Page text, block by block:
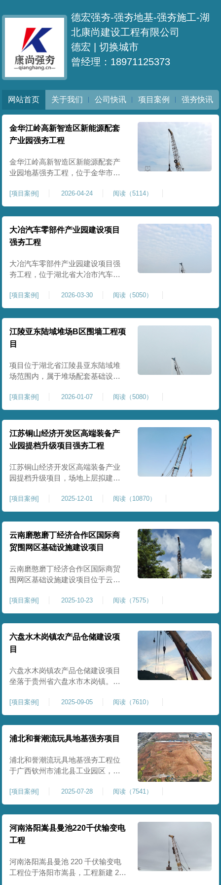
德宏强夯-强夯地基-强夯施工-湖
北康尚建设工程有限公司
德宏 |切换城市
曾经理：18971125373
网站首页 关于我们 公司快讯 项目案例 强夯快讯
金华江岭高新智造区新能源配套
产业园强夯工程
金华江岭高新智造区新能源配套产
业园地基强夯工程，位于金华市江
园区重点基建配套项目。本项目地
基强夯处理总面积40000㎡，施工范
围为新能源配套产业园核心建设地
块。项目场地为园区新建建设用
地，原始场地土质松散、土层固结
不均匀、孔隙较大、地基承载力偏
弱。新能源产业园厂房及配套设施
对
[项目案例] 2026-04-24 阅读（5114）
大冶汽车零部件产业园建设项目
强夯工程
大冶汽车零部件产业园建设项目强
夯工程，位于湖北省大冶市汽车零
业厂房、生产车间及配套附属设施
建设的前置基础性地基处理工程。
项目场地为园区新建工业建设用
地，原始场地土层松散、土质均匀
性较差、土体固结度不足，天然地
基承载力偏低。汽车零部件生产厂
房对地基平整度、整体刚度、沉降
控
[项目案例] 2026-03-30 阅读（5050）
江陵亚东陆域堆场B区围墙工程项
目
项目位于湖北省江陵县亚东陆域堆
场范围内，属于堆场配套基础设施
墙及附属设施建设，是保障场区边
界围护结构稳定、提升场地整体建
设标准的前置关键工程，本项目强
夯处理总面积20000㎡，施工范围为
陆域堆场B区围墙沿线及配套场地。
原场地土层松散、回填不均、固结
程度差，地基承载力较低，且堆
[项目案例] 2026-01-07 阅读（5080）
江苏铜山经济开发区高端装备产
业园提档升级项目强夯工程
江苏铜山经济开发区高端装备产业
园提档升级项目，场地上层拟建厂
施。占地面积约130000㎡.项目采用
强夯工艺对地基进行加固处理，确
保处理后地基承载力特征值
≥100kPa、压实系数≥0.94、压缩模
量≥5MPa，工程实施后将有效提升
场地整体承载力与均匀性，消除不
均匀沉降隐患，为园区高端装备产
业项目
[项目案例] 2025-12-01 阅读（10870）
云南磨憨磨丁经济合作区国际商
贸围网区基础设施建设项目
云南磨憨磨丁经济合作区国际商贸
围网区基础设施建设项目位于云南
商贸、口岸监管、通关查验的重要
基础设施工程。项目建设内容主要
为场地地基处理，处理总面积约 5
万平方米，采用强夯加固施工工
艺，通过全场地强夯提升地基承载
力、消除不均匀沉降，满足围网区
后续建（构）筑物及重型作业场地
使
[项目案例] 2025-10-23 阅读（7575）
六盘水木岗镇农产品仓储建设项
目
六盘水木岗镇农产品仓储建设项目
坐落于贵州省六盘水市木岗镇。场
房、分拣车间、配套附属用房等设
施。项目原始场地为新建建设用
地，土层分布不均、土体松散、天
然固结程度较低，地基整体承载力
筑需长期承受货物堆放荷载，对地
基沉降稳定性、整体密实度要求较
[项目案例] 2025-09-05 阅读（7610）
浦北和誉潮流玩具地基强夯项目
浦北和誉潮流玩具地基强夯工程位
于广西钦州市浦北县工业园区，场
公及生活附属设施。原始场地为新
建园区待开发地块，土体回填不
均、土质松散、固结度不足，场地
承载力与整体均匀性较差，若直接
施工易出现地基不均匀沉降、地面
开裂、墙体变形等质量问题，无法
满足工业厂房长期荷载及规范建设
标
[项目案例] 2025-07-28 阅读（7541）
河南洛阳嵩县曼池220千伏输变电
工程
河南洛阳嵩县曼池 220 千伏输变电
工程位于洛阳市嵩县，工程新建 220